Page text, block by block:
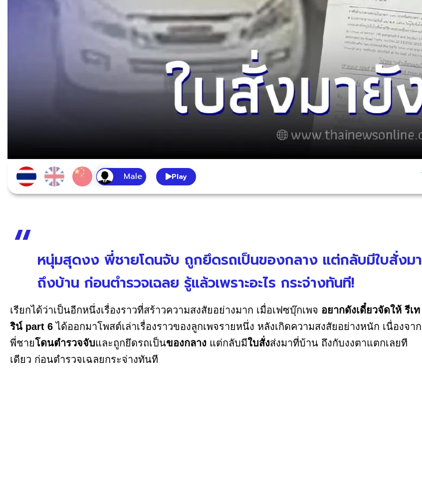
Play
หนุ่มสุดงง พี่ชายโดนจับ ถูกยึดรถเป็นของกลาง แต่กลับมีใบสั่งมา
ถึงบ้าน ก่อนตำรวจเฉลย รู้แล้วเพราะอะไร กระจ่างทันที!
เรียกได้ว่าเป็นอีกหนึ่งเรื่องราวที่สร้าวความสงสัยอย่างมาก เมื่อเฟซบุ๊กเพจ อยากดังเดี๋ยวจัดให้ รีเท
ริน์ part 6 ได้ออกมาโพสต์เล่าเรื่องราวของลูกเพจรายหนึ่ง หลังเกิดความสงสัยอย่างหนัก เนื่องจาก
พี่ชายโดนตำรวจจับและถูกยึดรถเป็นของกลาง แต่กลับมีใบสั่งส่งมาที่บ้าน ถึงกับงงตาแตกเลยที
เดียว ก่อนตำรวจเฉลยกระจ่างทันที